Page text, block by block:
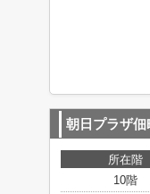
朝日プラザ佃
所在階
10階